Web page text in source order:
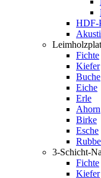
HDF-
Fichte
Kiefer
Buche
Eiche
Erle
Ahorn
Birke
Esche
3-Schicht-
Fichte
Kiefer